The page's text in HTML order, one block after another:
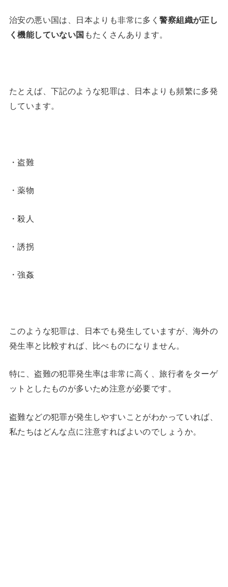
治安の悪い国は、日本よりも非常に多く警察組織が正し
く機能していない国 もたくさんあります。
たとえば、下記のような犯罪は、日本よりも頻繁に多発
しています。
・盗難
・薬物
・殺人
・誘拐
・強姦
このような犯罪は、日本でも発生していますが、海外の
発生率と比較すれば、比べものになりません。
特に、盗難の犯罪発生率は非常に高く、旅行者をターゲ
ットとしたものが多いため注意が必要です。
盗難などの犯罪が発生しやすいことがわかっていれば、
私たちはどんな点に注意すればよいのでしょうか。